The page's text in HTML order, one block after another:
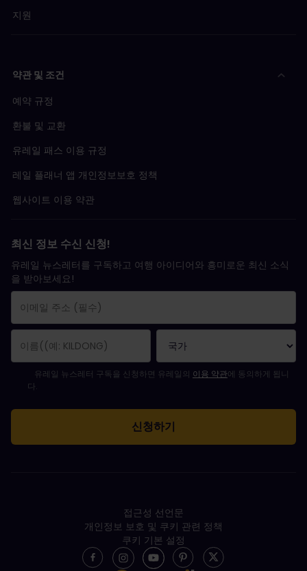
지원
약관 및 조건
예약 규정
환불 및 교환
유레일 패스 이용 규정
레일 플래너 앱 개인정보보호 정책
웹사이트 이용 약관
최신 정보 수신 신청!
유레일 뉴스레터를 구독하고 여행 아이디어와 흥미로운 최신 소식
을 받아보세요!
구독 신청이 완료되었습니다.
이메일 주소는 필수 항목입니다.
유효하지 않은 이메일 주소입니다!
뉴스레터를 구독하는 중 오류가 발생했습니다. 나중에 다시 시도해 주세요.
귀하는 이미 이 뉴스레터를 구독했습니다!
뉴스레터 구독을 위해서는 이용 약관에 동의하셔야 합니다.
유레일 뉴스레터 구독을 신청하면 유레일의 이용 약관에 동의하게 됩니
다.
접근성 선언문
개인정보 보호 및 쿠키 관련 정책
쿠키 기본 설정